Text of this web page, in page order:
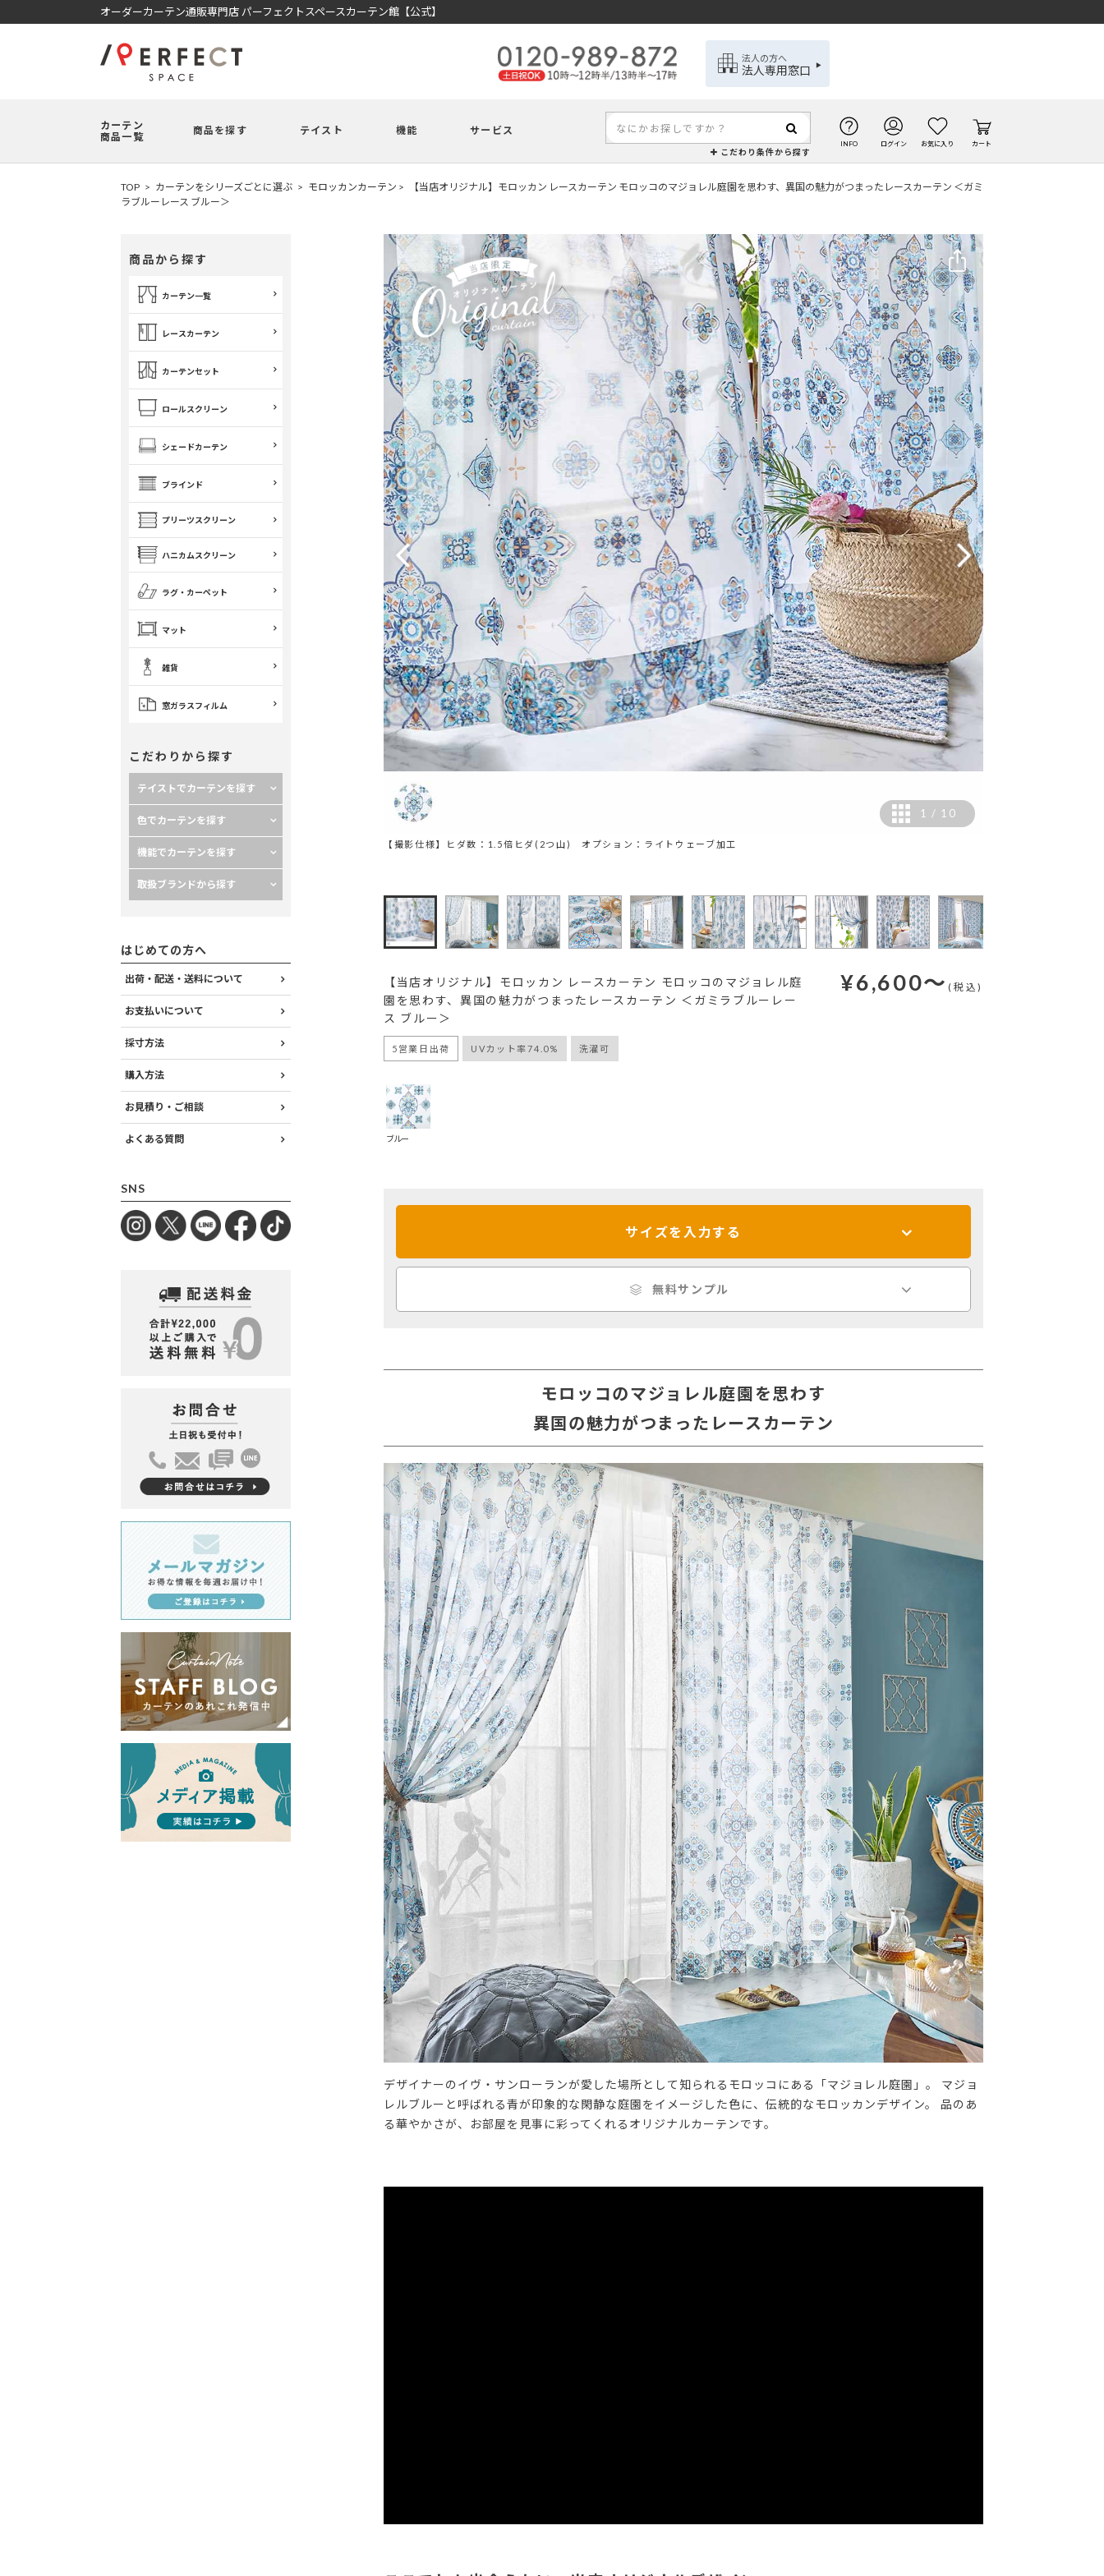
オーダーカーテン通販専門店 パーフェクトスペースカーテン館【公式】
法人の方へ
法人専用窓口
カーテン
商品一覧
商品を探す テイスト 機能 サービス
こだわり条件から探す
INFO ログイン お気に入り カート
TOP カーテンをシリーズごとに選ぶ モロッカンカーテン
【当店オリジナル】モロッカン レースカーテン モロッコのマジョレル庭園を思わす、異国の魅力がつまったレースカーテン ＜ガミ
ラブルーレース ブルー＞
商品から探す
カーテン一覧
レースカーテン
カーテンセット
ロールスクリーン
シェードカーテン
ブラインド
プリーツスクリーン
ハニカムスクリーン
ラグ・カーペット
マット
雑貨
窓ガラスフィルム
こだわりから探す
テイストでカーテンを探す
色でカーテンを探す
機能でカーテンを探す
取扱ブランドから探す
はじめての方へ
出荷・配送・送料について
お支払いについて
採寸方法
購入方法
お見積り・ご相談
よくある質問
SNS
【撮影仕様】ヒダ数：1.5倍ヒダ(2つ山) オプション：ライトウェーブ加工
1 / 10
【当店オリジナル】モロッカン レースカーテン モロッコのマジョレル庭
園を思わす、異国の魅力がつまったレースカーテン ＜ガミラブルーレー
ス ブルー＞
5営業日出荷 UVカット率74.0% 洗濯可
¥6,600～(税込)
ブルー
サイズを入力する
無料サンプル
モロッコのマジョレル庭園を思わす
異国の魅力がつまったレースカーテン
デザイナーのイヴ・サンローランが愛した場所として知られるモロッコにある「マジョレル庭園」。 マジョ
レルブルーと呼ばれる青が印象的な閑静な庭園をイメージした色に、伝統的なモロッカンデザイン。 品のあ
る華やかさが、お部屋を見事に彩ってくれるオリジナルカーテンです。